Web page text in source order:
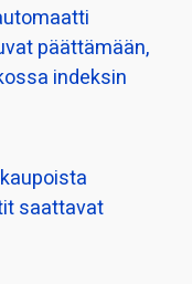
päättämään,
indeksin
saattavat